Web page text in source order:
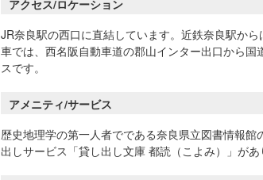
アクセス/ロケーション
JR奈良駅の西口に直結しています。近鉄奈良駅から
車では、西名阪自動車道の郡山インター出口から
スです。
アメニティ/サービス
歴史地理学の第一人者でである奈良県立図書情報
出しサービス「貸し出し文庫 都読（こよみ）」があ